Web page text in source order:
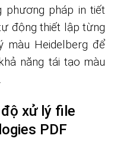
phương pháp in tiết
động thiết lập từng
màu Heidelberg để
năng tái tạo màu
xử lý file
PDF